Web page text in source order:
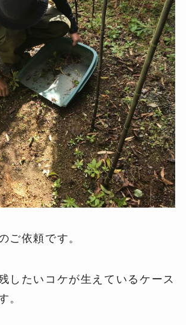
ご依頼です。
したいコケが生えているケース
。